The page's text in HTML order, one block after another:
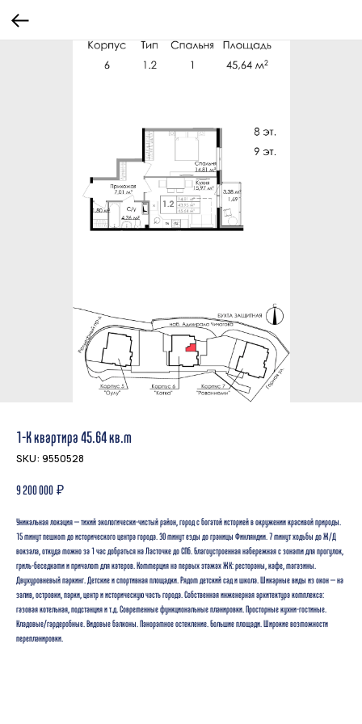
1-К квартира 45.64 кв.м
SKU: 9550528
9 200 000 ₽
Уникальная локация – тихий экологически-чистый район, город с богатой историей в окружении красивой природы.
15 минут пешком до исторического центра города. 30 минут езды до границы Финляндии. 7 минут ходьбы до Ж/Д
вокзала, откуда можно за 1 час добраться на Ласточке до СПб. Благоустроенная набережная с зонами для прогулок,
гриль-беседками и причалом для катеров. Коммерция на первых этажах ЖК: рестораны, кафе, магазины.
Двухуровневый паркинг. Детские и спортивная площадки. Рядом детский сад и школа. Шикарные виды из окон – на
залив, островки, парки, центр и историческую часть города. Собственная инженерная архитектура комплекса:
газовая котельная, подстанция и т.д. Современные функциональные планировки. Просторные кухни-гостиные.
Кладовые/гардеробные. Видовые балконы. Панорамное остекление. Большие площади. Широкие возможности
перепланировки.